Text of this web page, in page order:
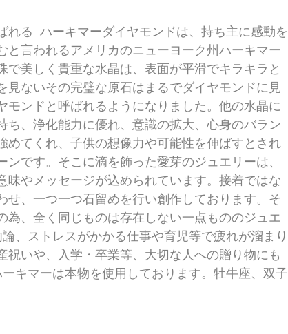
れる  ハーキマーダイヤモンドは、持ち主に感動を
と言われるアメリカのニューヨーク州ハーキマー
で美しく貴重な水晶は、表面が平滑でキラキラと
見ないその完璧な原石はまるでダイヤモンドに見
モンドと呼ばれるようになりました。他の水晶に
ち、浄化能力に優れ、意識の拡大、心身のバラン
めてくれ、子供の想像力や可能性を伸ばすとされ
ンです。そこに滴を飾った愛芽のジュエリーは、
味やメッセージが込められています。接着ではな
せ、一つ一つ石留めを行い創作しております。そ
為、全く同じものは存在しない一点もののジュエ
、ストレスがかかる仕事や育児等で疲れが溜まり
祝いや、入学・卒業等、大切な人への贈り物にも
キマーは本物を使用しております。牡牛座、双子